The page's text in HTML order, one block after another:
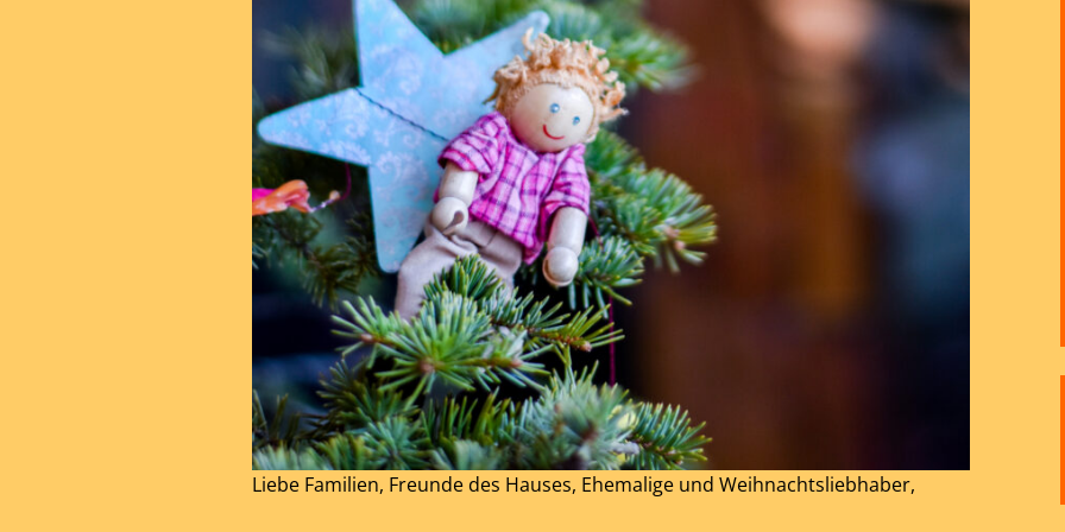
Liebe Familien, Freunde des Hauses, Ehemalige und Weihnachtsliebhaber,